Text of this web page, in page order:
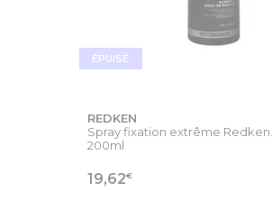
ÉPUISÉ
REDKEN
Spray fixation extrême Redken...
200ml
19,62€